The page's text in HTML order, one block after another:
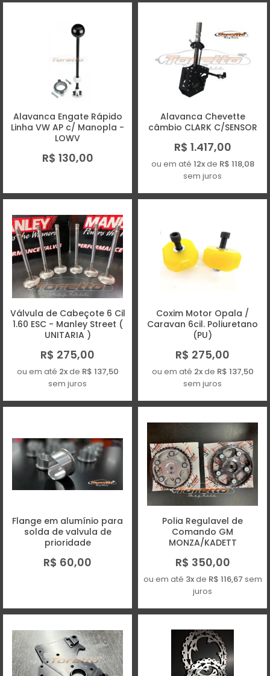
Alavanca Engate Rápido
Linha VW AP c/ Manopla -
LOWV
R$ 130,00
Alavanca Chevette
câmbio CLARK C/SENSOR
R$ 1.417,00
ou em até 12xde R$ 118,08
sem juros
Válvula de Cabeçote 6 Cil
1.60 ESC - Manley Street (
UNITARIA )
R$ 275,00
ou em até 2xde R$ 137,50
sem juros
Coxim Motor Opala /
Caravan 6cil. Poliuretano
(PU)
R$ 275,00
ou em até 2xde R$ 137,50
sem juros
Flange em alumínio para
solda de valvula de
prioridade
R$ 60,00
Polia Regulavel de
Comando GM
MONZA/KADETT
R$ 350,00
ou em até 3xde R$ 116,67 sem
juros